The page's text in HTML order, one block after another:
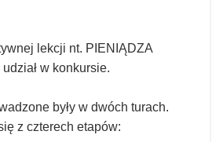
lekcji nt. PIENIĄDZA
w konkursie.
były w dwóch turach.
z czterech etapów: